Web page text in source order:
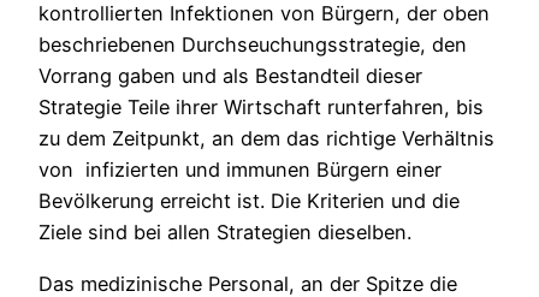
kontrollierten Infektionen von Bürgern, der oben
beschriebenen Durchseuchungsstrategie, den
Vorrang gaben und als Bestandteil dieser
Strategie Teile ihrer Wirtschaft runterfahren, bis
zu dem Zeitpunkt, an dem das richtige Verhältnis
von infizierten und immunen Bürgern einer
Bevölkerung erreicht ist. Die Kriterien und die
Ziele sind bei allen Strategien dieselben.
Das medizinische Personal, an der Spitze die